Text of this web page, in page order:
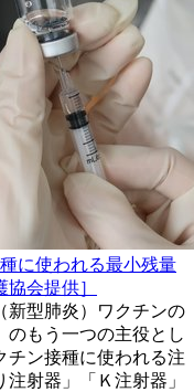
に使われる最小残量
会提供］
新型肺炎）ワクチンの
のもう一つの主役とし
チン接種に使われる注
射器」「Ｋ注射器」